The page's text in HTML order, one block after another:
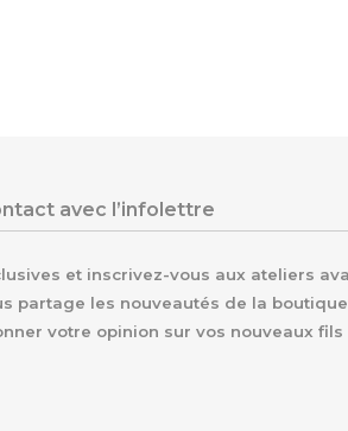
avec l’infolettre
et inscrivez-vous aux ateliers
partage les nouveautés de la
votre opinion sur vos nouveaux